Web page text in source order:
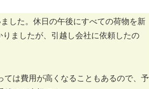
した。休日の午後にすべての荷物を新
ましたが、引越し会社に依頼したの
は費用が高くなることもあるので、予